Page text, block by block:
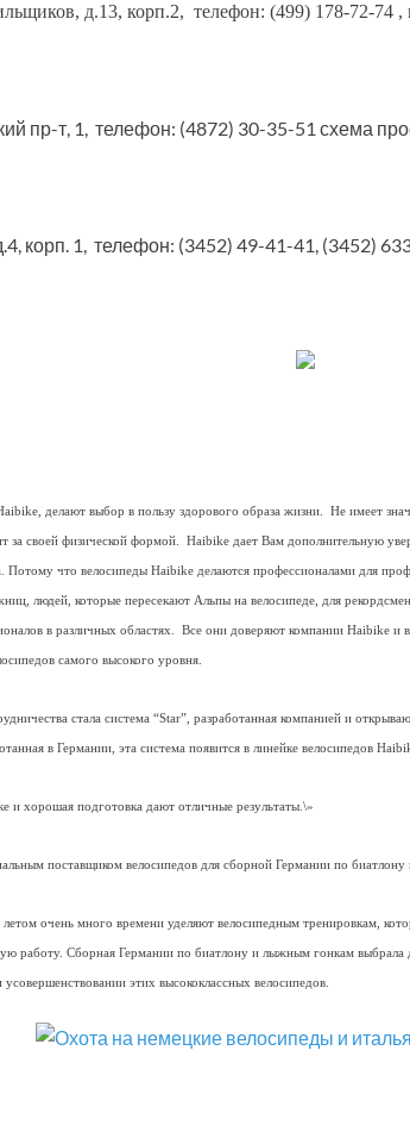
д.13, корп.2, телефон: (499) 178-72-74 ,
пр-т, 1, телефон: (4872) 30-35-51 схема
корп. 1, телефон: (3452) 49-41-41, (3452)
делают выбор в пользу здорового образа жизни. Не имеет
за своей физической формой. Haibike дает Вам дополнительную
Потому что велосипеды Haibike делаются профессионалами для
людей, которые пересекают Альпы на велосипеде, для
в различных областях. Все они доверяют компании Haibike и
самого высокого уровня.
стала система “Star”, разработанная компанией и
в Германии, эта система появится в линейке велосипедов
и хорошая подготовка дают отличные результаты.\»
поставщиком велосипедов для сборной Германии по
очень много времени уделяют велосипедным тренировкам,
работу. Сборная Германии по биатлону и лыжным гонкам выбрала
этих высококлассных велосипедов.